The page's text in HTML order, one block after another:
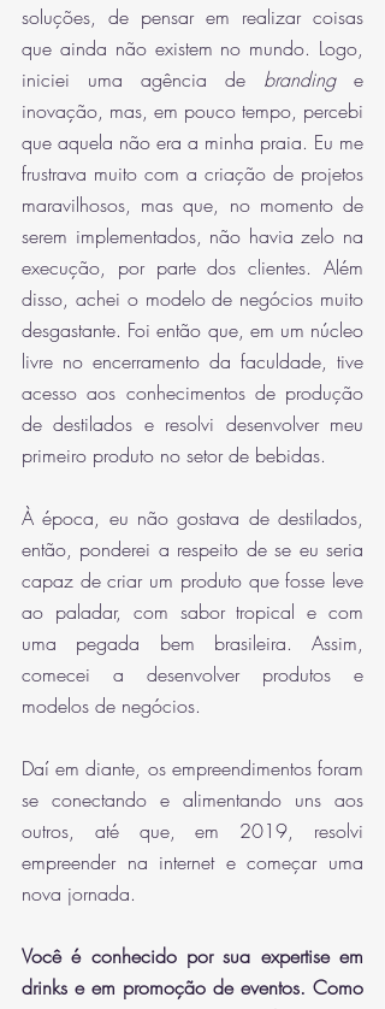
soluções, de pensar em realizar coisas
que ainda não existem no mundo. Logo,
iniciei uma agência de branding e
inovação, mas, em pouco tempo, percebi
que aquela não era a minha praia. Eu me
frustrava muito com a criação de projetos
maravilhosos, mas que, no momento de
serem implementados, não havia zelo na
execução, por parte dos clientes. Além
disso, achei o modelo de negócios muito
desgastante. Foi então que, em um núcleo
livre no encerramento da faculdade, tive
acesso aos conhecimentos de produção
de destilados e resolvi desenvolver meu
primeiro produto no setor de bebidas.
À época, eu não gostava de destilados,
então, ponderei a respeito de se eu seria
capaz de criar um produto que fosse leve
ao paladar, com sabor tropical e com
uma pegada bem brasileira. Assim,
comecei a desenvolver produtos e
modelos de negócios.
Daí em diante, os empreendimentos foram
se conectando e alimentando uns aos
outros, até que, em 2019, resolvi
empreender na internet e começar uma
nova jornada.
Você é conhecido por sua expertise em
drinks e em promoção de eventos. Como